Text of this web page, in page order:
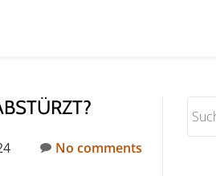
No comments